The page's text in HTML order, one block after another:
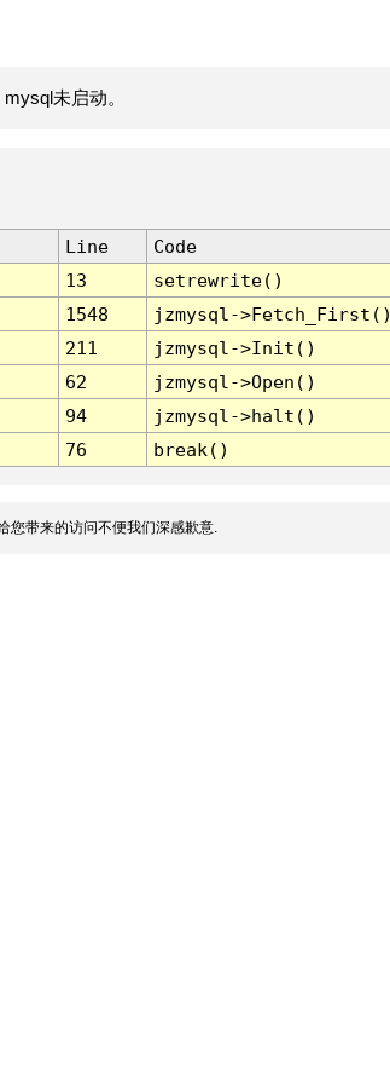
未启动。
Line
Code
13
setrewrite()
1548
jzmysql-
211
jzmysql->Init()
62
jzmysql->Open()
94
jzmysql->halt()
76 break()
您带来的访问不便我们深感歉意.